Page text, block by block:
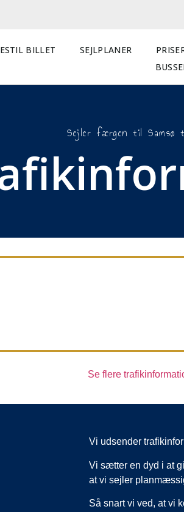
BILLET SEJLPLANER
Sejler færgen til Samsø
Se flere
Vi udsender
Vi sætter en dyd i at
at vi sejler
Så snart vi ved, at vi